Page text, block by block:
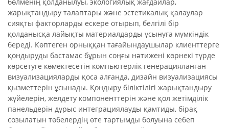
жарықтандыру талаптары және эстетикалық қалаулар
сияқты факторларды ескере отырып, белгілі бір
қолданысқа лайықты материалдарды ұсынуға мүмкіндік
береді. Көптеген орныққан тағайындаушылар клиенттерге
қондыруды бастамас бұрын соңғы нәтижені көрнекі түрде
көрсетуге көмектесетін компьютерлік генерацияланған
визуализацияларды қоса алғанда, дизайн визуализациясы
қызметтерін ұсынады. Қондыру біліктілігі жарықтандыру
жүйелерін, желдету компоненттерін және қол жетімділік
панельдерін дұрыс интеграциялауды қамтиды, бірақ
созылатын төбелердің өте тартымды болуына себеп